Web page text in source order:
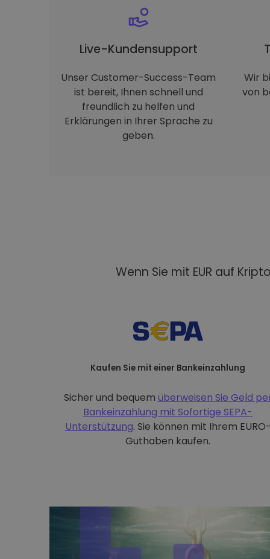
Live-Kundensupport
Unser Customer-Success-Team
ist bereit, Ihnen schnell und
freundlich zu helfen und
Erklärungen in Ihrer Sprache zu
geben.
Wir
von
Wenn Sie mit EUR auf
Kaufen Sie mit einer Bankeinzahlung
Sicher und bequem überweisen Sie Geld
Bankeinzahlung mit Sofortige SEPA-
Unterstützung. Sie können mit Ihrem
Guthaben kaufen.